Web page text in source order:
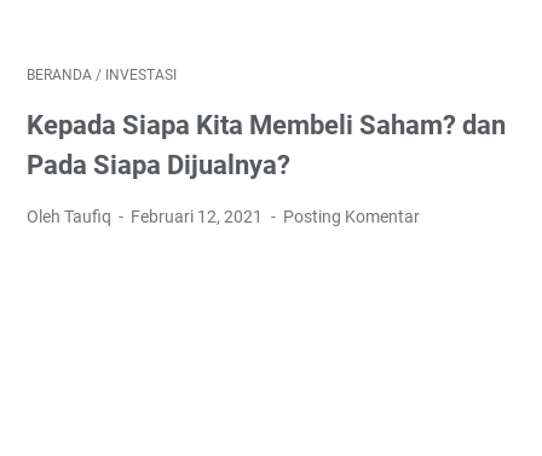
BERANDA / INVESTASI
Kepada Siapa Kita Membeli Saham? dan
Pada Siapa Dijualnya?
Oleh Taufiq Februari 12, 2021 Posting Komentar